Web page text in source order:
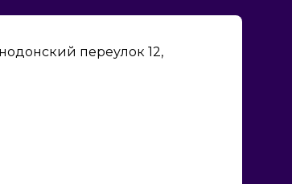
переулок 12,